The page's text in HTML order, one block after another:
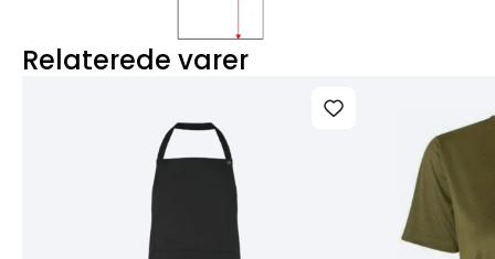
Relaterede varer